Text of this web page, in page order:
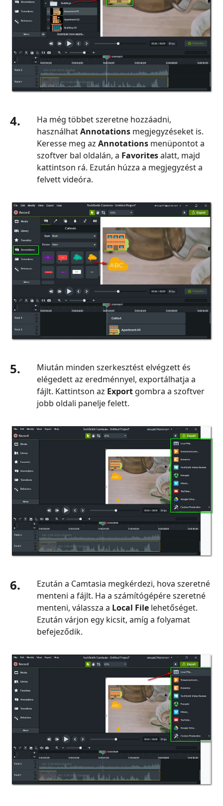
4.
Ha még többet szeretne hozzáadni,
használhatAnnotations megjegyzéseket is.
Keresse meg az Annotations menüpontot a
szoftver bal oldalán, a Favoritesalatt, majd
kattintson rá. Ezután húzza a megjegyzést a
felvett videóra.
5.
Miután minden szerkesztést elvégzett és
elégedett az eredménnyel, exportálhatja a
fájlt. Kattintson az Export gombra a szoftver
jobb oldali panelje felett.
6.
Ezután a Camtasia megkérdezi, hova szeretné
menteni a fájlt. Ha a számítógépére szeretné
menteni, válassza a Local File lehetőséget.
Ezután várjon egy kicsit, amíg a folyamat
befejeződik.